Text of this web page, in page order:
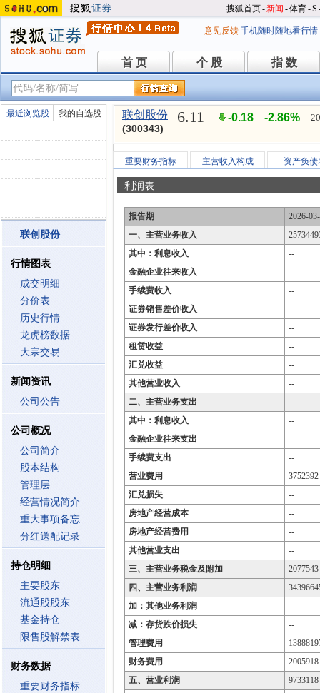
搜狐首页-新闻 -体育-S
意见反馈 手机随时随地看行情
首 页
首 页 个 股
个 股 指 数
指 数
最近浏览股 我的自选股
联创股份
行情图表
成交明细
分价表
历史行情
龙虎榜数据
大宗交易
新闻资讯
公司公告
公司概况
公司简介
股本结构
管理层
经营情况简介
重大事项备忘
分红送配记录
持仓明细
主要股东
流通股股东
基金持仓
限售股解禁表
财务数据
重要财务指标
联创股份
(300343)
6.11 -0.18 -2.86%
重要财务指标 主营收入构成 资产负债
利润表
报告期
2026-
一、主营业务收入
其中：利息收入
--
金融企业往来收入
--
手续费收入
--
证券销售差价收入
--
证券发行差价收入
--
租赁收益
--
汇兑收益
--
其他营业收入
--
二、主营业务支出
--
其中：利息收入
--
金融企业往来支出
--
手续费支出
--
营业费用
3752392
汇兑损失
--
房地产经营成本
--
房地产经营费用
--
其他营业支出
--
三、主营业务税金及附加
2077543
四、主营业务利润
加：其他业务利润
--
减：存货跌价损失
--
管理费用
财务费用
2005918
五、营业利润
9733118